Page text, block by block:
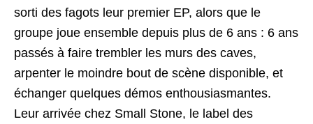
sorti des fagots leur premier EP, alors que le
groupe joue ensemble depuis plus de 6 ans : 6 ans
passés à faire trembler les murs des caves,
arpenter le moindre bout de scène disponible, et
échanger quelques démos enthousiasmantes.
Leur arrivée chez Small Stone, le label des